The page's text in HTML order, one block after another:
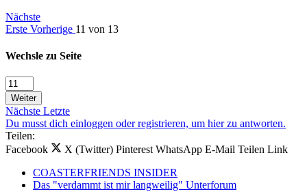
Nächste
Erste Vorherige 11 von 13
Wechsle zu Seite
Weiter
Nächste Letzte
Du musst dich einloggen oder registrieren, um hier zu antworten.
Teilen:
Facebook
X (Twitter) Pinterest WhatsApp E-Mail Teilen Link
COASTERFRIENDS INSIDER
Das "verdammt ist mir langweilig" Unterforum